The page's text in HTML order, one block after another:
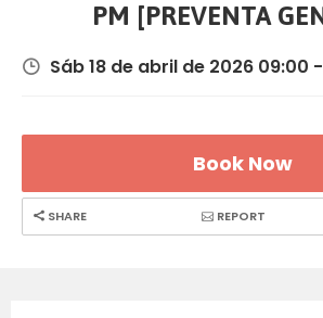
PM [PREVENTA
Sáb 18 de abril de 2026 09:00
Book Now
SHARE REPORT